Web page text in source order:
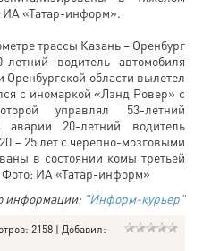
ИА «Татар-информ».
трассы Казань – Оренбург
водитель автомобиля
области вылетел
с иномаркой «Лэнд Ровер» с
управлял 53-летний
20-летний водитель
– 25 лет с черепно-мозговыми
в состоянии комы третьей
ИА «Татар-информ»
информации: "Информ-курьер"
: 2158 | Добавил: